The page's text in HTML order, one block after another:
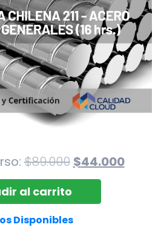
$89.000 El
precio
era:
$89.000.
$44.000El
al carrito
Disponibles